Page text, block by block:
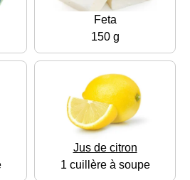
Feta
150 g
Jus de citron
1 cuillère à soupe